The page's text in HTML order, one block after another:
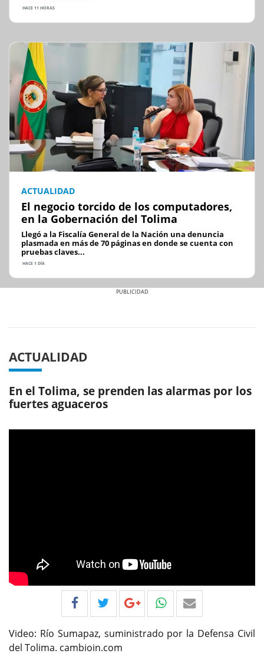
HACE 11 HORAS
ACTUALIDAD
El negocio torcido de los computadores,
en la Gobernación del Tolima
Llegó a la Fiscalía General de la Nación una denuncia
plasmada en más de 70 páginas en donde se cuenta con
pruebas claves...
HACE 1 DÍA
ACTUALIDAD
En el Tolima, se prenden las alarmas por los
fuertes aguaceros
Video: Río Sumapaz, suministrado por la Defensa Civil
del Tolima. cambioin.com